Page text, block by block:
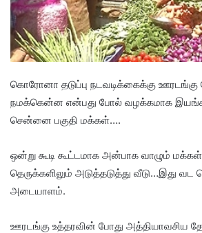
கொரோனா தடுப்பு நடவடிக்கைக்கு
நமக்கென்ன என்பது போல் வழக்கமாக
சென்னை பகுதி மக்கள்….
ஒன்று கூடி கூட்டமாக அன்பாக வாழும்
தெருக்களிலும் அடுத்தடுத்து வீடு…இது
அடையாளம்.
ஊரடங்கு உத்தரவின் போது அத்தியாவசிய